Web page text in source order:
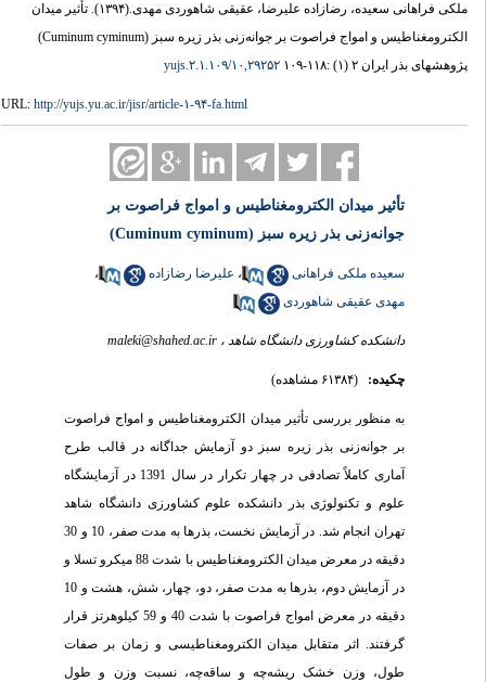
ملکی فراهانی سعیده، رضازاده علیرضا، عقیقی شاهوردی مهدی.(۱۳۹۴).
تأثیر میدان
الکترومغناطیس و امواج فراصوت بر جوانه‌زنی بذر زیره سبز (Cuminum cyminum)
پژوهشهای بذر ایران ۲ (۱) :۱۱۸-۱۰۹
۱۰,۲۹۲۵۲/yujs.۲.۱.۱۰۹
URL:http://yujs.yu.ac.ir/jisr/article-۱-۹۴-fa.html
تأثیر میدان الکترومغناطیس و امواج فراصوت بر
جوانه‌زنی بذر زیره سبز (Cuminum cyminum)
سعیده ملکی فراهانی ، علیرضا رضازاده
،
مهدی عقیقی شاهوردی
دانشکده کشاورزی دانشگاه شاهد ،maleki@shahed.ac.ir
چکیده: (۶۱۳۸۴ مشاهده)
به منظور بررسی تأثیر میدان الکترومغناطیس و امواج فراصوت
بر جوانه‌زنی بذر زیره سبز دو آزمایش جداگانه در قالب طرح
آماری کاملاً تصادفی در چهار تکرار در سال 1391 در آزمایشگاه
علوم و تکنولوژی بذر دانشکده علوم کشاورزی دانشگاه شاهد
تهران انجام شد. در آزمایش نخست، بذرها به مدت صفر، 10 و 30
دقیقه در معرض میدان الکترومغناطیس با شدت‌ 88 میکرو تسلا و
در آزمایش دوم، بذرها به مدت صفر، دو، چهار، شش، هشت و 10
دقیقه در معرض امواج فراصوت با شدت 40 و 59 کیلوهرتز قرار
گرفتند. اثر متقابل میدان الکترومغناطیسی و زمان بر صفات
طول، وزن خشک ریشه‌چه و ساقه‌چه، نسبت وزن و طول